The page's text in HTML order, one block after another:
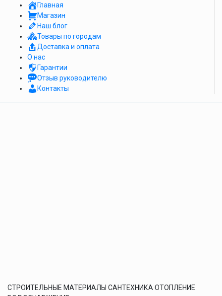
Главная
Магазин
Наш блог
Товары по городам
Доставка и оплата
О нас
Гарантии
Отзыв руководителю
Контакты
СТРОИТЕЛЬНЫЕ МАТЕРИАЛЫ САНТЕХНИКА ОТОПЛЕНИЕ